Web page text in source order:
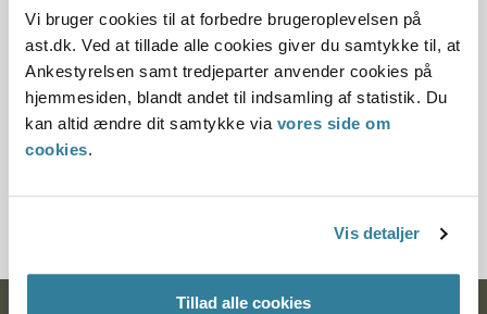
Vi bruger cookies til at forbedre brugeroplevelsen på
ast.dk. Ved at tillade alle cookies giver du samtykke til, at
Ankestyrelsen samt tredjeparter anvender cookies på
hjemmesiden, blandt andet til indsamling af statistik. Du
kan altid ændre dit samtykke via vores side om
cookies.
Vis detaljer
Tillad alle cookies
Paragraf
§ 5 § 7 § 1
Journalnummer
1206306-08